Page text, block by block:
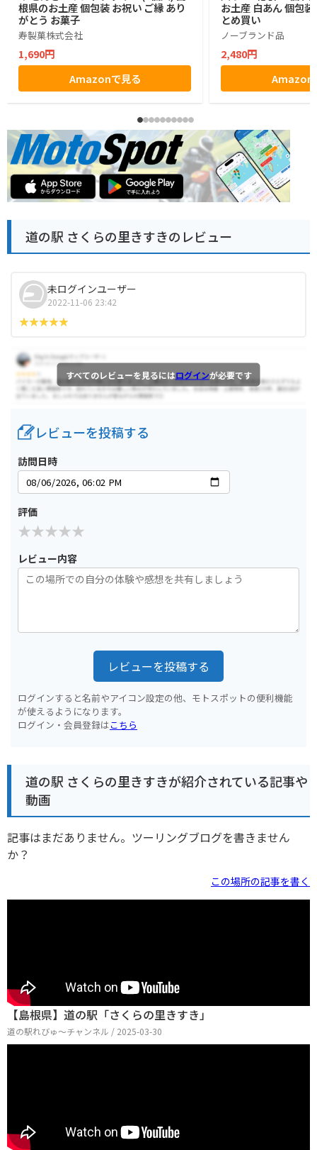
根県のお土産 個包装 お祝い ご縁 あり
がとう お菓子
寿製菓株式会社
1,690円
Amazonで見る
お土産 白あん 個包
とめ買い
ノーブランド品
2,480円
Amazon
道の駅 さくらの里きすきのレビュー
未ログインユーザー
2022-11-06 23:42
すべてのレビューを見るにはログインが必要です
レビューを投稿する
訪問日時
評価
レビュー内容
レビューを投稿する
ログインすると名前やアイコン設定の他、モトスポットの便利機能
が使えるようになります。
ログイン・会員登録はこちら
道の駅 さくらの里きすきが紹介されている記事や
動画
記事はまだありません。ツーリングブログを書きません
か？
この場所の記事を書く
【島根県】道の駅「さくらの里きすき」
道の駅れびゅ〜チャンネル / 2025-03-30